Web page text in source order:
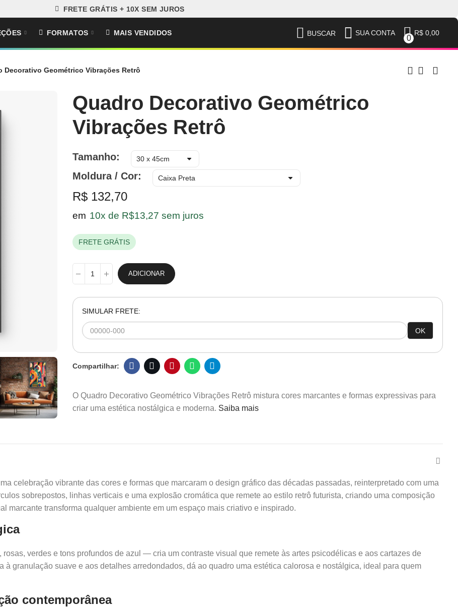
FRETE GRÁTIS + 10X SEM JUROS
FORMATOS MAIS VENDIDOS BUSCAR SUA CONTA
0
R$ 0,00
Decorativo Geométrico Vibrações Retrô
Quadro Decorativo Geométrico
Vibrações Retrô
Tamanho
Moldura / Cor
R$ 132,70
em 10x de R$13,27 sem juros
FRETE GRÁTIS
ADICIONAR
SIMULAR FRETE:
OK
O Quadro Decorativo Geométrico Vibrações Retrô mistura cores marcantes e formas expressivas para
criar uma estética nostálgica e moderna. Saiba mais
celebração vibrante das cores e formas que marcaram o design gráfico das décadas passadas, reinterpretado com uma
sobrepostos, linhas verticais e uma explosão cromática que remete ao estilo retrô futurista, criando uma composição
marcante transforma qualquer ambiente em um espaço mais criativo e inspirado.
verdes e tons profundos de azul — cria um contraste visual que remete às artes psicodélicas e aos cartazes de
à granulação suave e aos detalhes arredondados, dá ao quadro uma estética calorosa e nostálgica, ideal para quem
contemporânea